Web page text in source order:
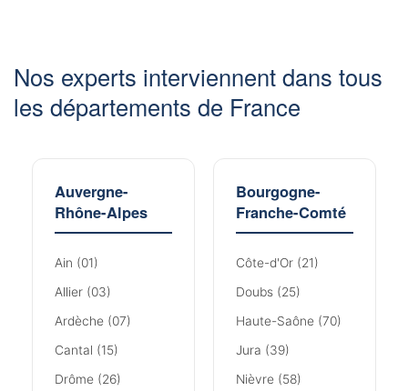
Nos experts interviennent dans tous
les départements de France
Auvergne-
Rhône-Alpes
Ain (01)
Allier (03)
Ardèche (07)
Cantal (15)
Drôme (26)
Bourgogne-
Franche-Comté
Côte-d'Or (21)
Doubs (25)
Haute-Saône (70)
Jura (39)
Nièvre (58)